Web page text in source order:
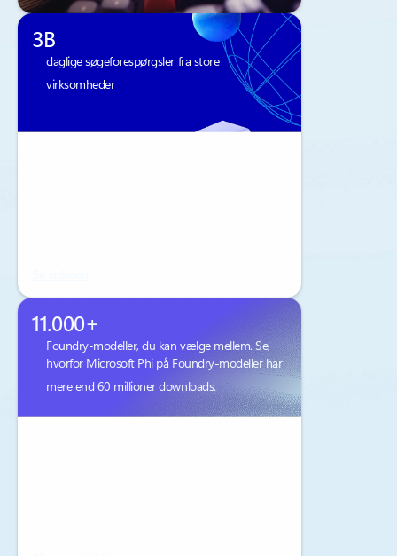
3B
daglige søgeforespørgsler fra store
virksomheder
11.000+
Foundry-modeller, du kan vælge mellem. Se,
hvorfor Microsoft Phi på Foundry-modeller har
mere end 60 millioner downloads.